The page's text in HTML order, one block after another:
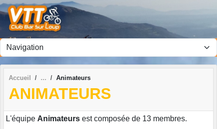
Accueil Animateurs
ANIMATEURS
L'équipe Animateurs est composée de 13 membres.
Panneau de gestion des cookies